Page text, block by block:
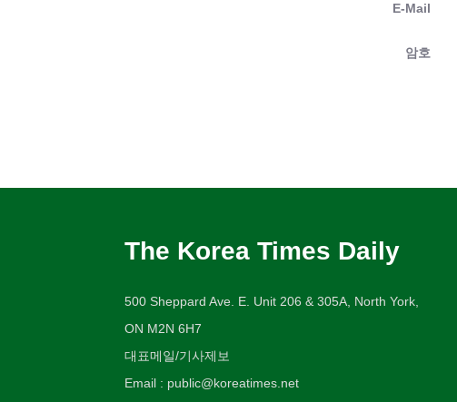
E-Mail
암호
The Korea Times Daily
500 Sheppard Ave. E. Unit 206 & 305A, North York,
ON M2N 6H7
대표메일/기사제보
Email : public@koreatimes.net